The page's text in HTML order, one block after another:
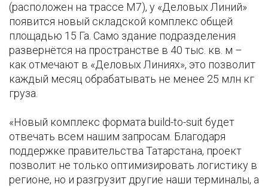
(расположен на трассе М7), у «Деловых Линий»
появится новый складской комплекс общей
площадью 15 Га. Само здание подразделения
развернётся на пространстве в 40 тыс. кв. м –
как отмечают в «Деловых Линиях», это позволит
каждый месяц обрабатывать не менее 25 млн кг
груза.
«Новый комплекс формата build-to-suit будет
отвечать всем нашим запросам. Благодаря
поддержке правительства Татарстана, проект
позволит не только оптимизировать логистику в
регионе, но и разгрузит другие наши терминалы, а